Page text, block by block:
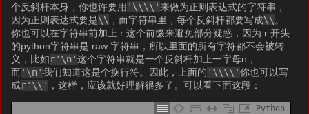
个反斜杆本身，你也许要用 '\\\\'来做为正则表达式的字符串，
因为正则表达式要是\\ ，而字符串里，每个反斜杆都要写成\\ 。
你也可以在字符串前加上 r 这个前缀来避免部分疑惑，因为 r 开头
的python字符串是 raw 字符串，所以里面的所有字符都不会被转
义，比如r'\n'这个字符串就是一个反斜杆加上一字母n，
而'\n'我们知道这是个换行符。因此，上面的 '\\\\'你也可以写
成r'\\' ，这样，应该就好理解很多了。可以看下面这段：
Python